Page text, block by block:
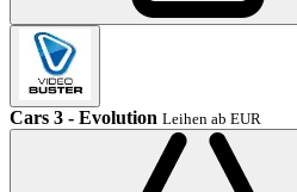
Cars 3 - Evolution Leihen ab EUR